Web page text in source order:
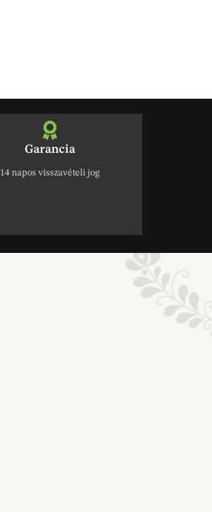
Garancia
14 napos visszavételi jog